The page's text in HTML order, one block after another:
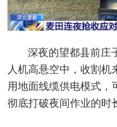
深夜的望都县前庄
人机高悬空中，收割机
用地面线缆供电模式，
彻底打破夜间作业的时